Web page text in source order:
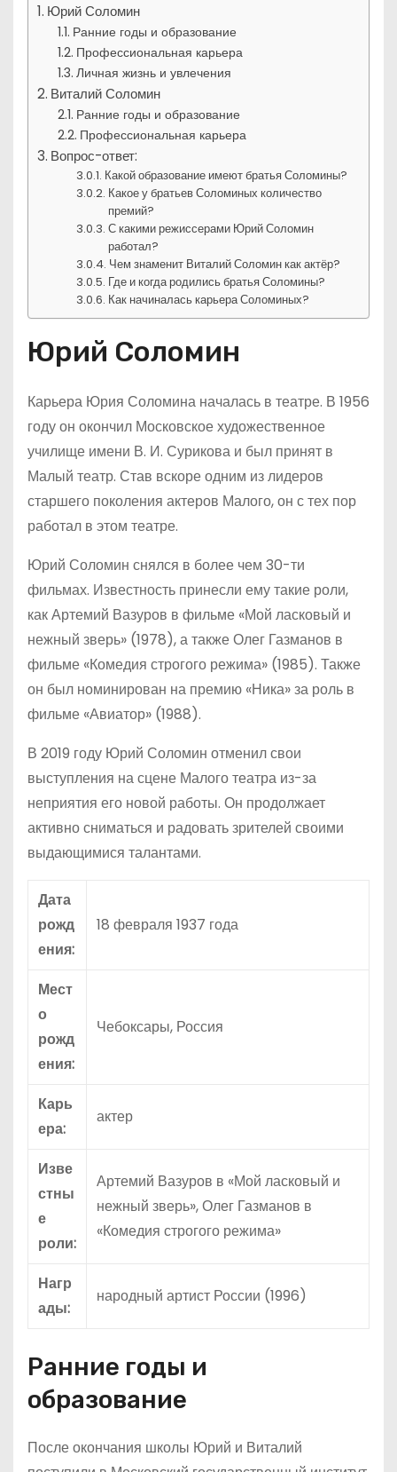
Юрий Соломин
Ранние годы и образование
Профессиональная карьера
Личная жизнь и увлечения
Виталий Соломин
Ранние годы и образование
Профессиональная карьера
Вопрос-ответ:
Какой образование имеют братья Соломины?
Какое у братьев Соломиных количество
премий?
С какими режиссерами Юрий Соломин
работал?
Чем знаменит Виталий Соломин как актёр?
Где и когда родились братья Соломины?
Как начиналась карьера Соломиных?
Юрий Соломин
Карьера Юрия Соломина началась в театре. В 1956
году он окончил Московское художественное
училище имени В. И. Сурикова и был принят в
Малый театр. Став вскоре одним из лидеров
старшего поколения актеров Малого, он с тех пор
работал в этом театре.
Юрий Соломин снялся в более чем 30-ти
фильмах. Известность принесли ему такие роли,
как Артемий Вазуров в фильме «Мой ласковый и
нежный зверь» (1978), а также Олег Газманов в
фильме «Комедия строгого режима» (1985). Также
он был номинирован на премию «Ника» за роль в
фильме «Авиатор» (1988).
В 2019 году Юрий Соломин отменил свои
выступления на сцене Малого театра из-за
неприятия его новой работы. Он продолжает
активно сниматься и радовать зрителей своими
выдающимися талантами.
Дата
рожд
ения:
18 февраля 1937 года
Мест
о
рожд
ения:
Чебоксары, Россия
Карь
ера:
актер
Изве
стны
е
роли:
Артемий Вазуров в «Мой ласковый и
нежный зверь», Олег Газманов в
«Комедия строгого режима»
Нагр
ады:
народный артист России (1996)
Ранние годы и
образование
После окончания школы Юрий и Виталий